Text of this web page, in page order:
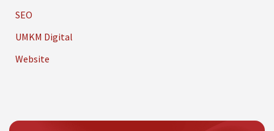
SEO
UMKM Digital
Website